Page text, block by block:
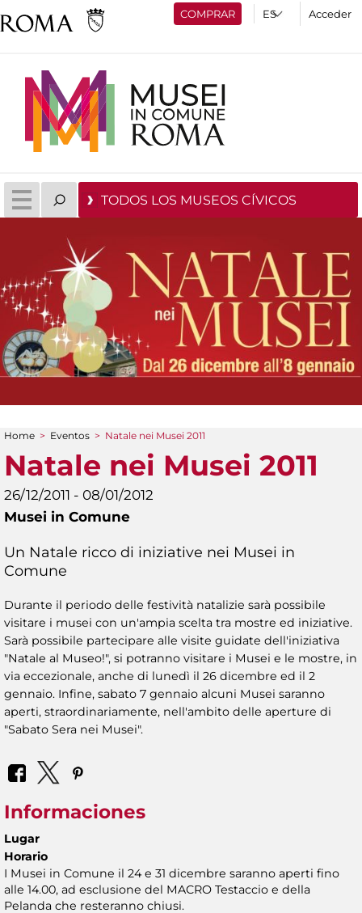
COMPRAR Acceder
TODOS LOS MUSEOS CÍVICOS
You are here
Home > Eventos > Natale nei Musei 2011
Natale nei Musei 2011
26/12/2011 - 08/01/2012
Musei in Comune
Un Natale ricco di iniziative nei Musei in
Comune
Durante il periodo delle festività natalizie sarà possibile
visitare i musei con un'ampia scelta tra mostre ed iniziative.
Sarà possibile partecipare alle visite guidate dell'iniziativa
"Natale al Museo!", si potranno visitare i Musei e le mostre, in
via eccezionale, anche di lunedì il 26 dicembre ed il 2
gennaio. Infine, sabato 7 gennaio alcuni Musei saranno
aperti, straordinariamente, nell'ambito delle aperture di
"Sabato Sera nei Musei".
Informaciones
Lugar
Horario
I Musei in Comune il 24 e 31 dicembre saranno aperti fino
alle 14.00, ad esclusione del MACRO Testaccio e della
Pelanda che resteranno chiusi.